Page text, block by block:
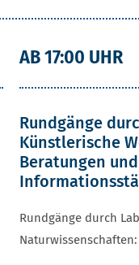
AB 17:00 UHR
Rundgänge
Künstlerische
Beratungen
Rundgänge durch
Naturwissenschaften: